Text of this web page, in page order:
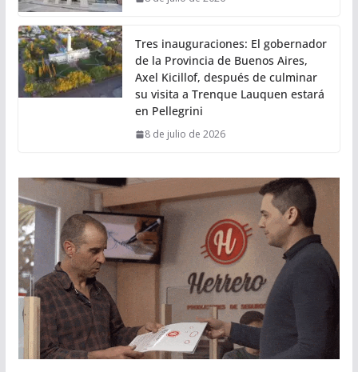
Tres inauguraciones: El gobernador
de la Provincia de Buenos Aires,
Axel Kicillof, después de culminar
su visita a Trenque Lauquen estará
en Pellegrini
8 de julio de 2026